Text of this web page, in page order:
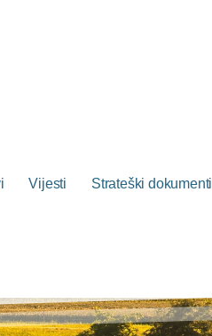
Vijesti Strateški dokumenti